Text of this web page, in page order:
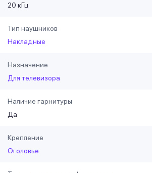
20 кГц
Тип наушников
Накладные
Назначение
Для телевизора
Наличие гарнитуры
Да
Крепление
Оголовье